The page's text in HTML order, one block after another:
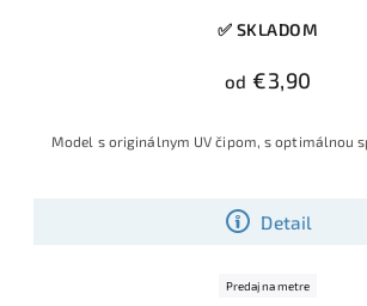
✅ SKLADOM
od €3,90
Detail
Model s originálnym UV čipom, s optimálnou
Predaj na metre